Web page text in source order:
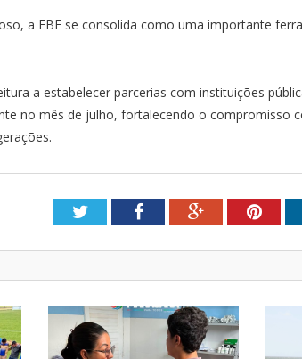
a EBF se consolida como uma importante
a estabelecer parcerias com instituições
no mês de julho, fortalecendo o compromisso
TwitterFacebookGoogle+